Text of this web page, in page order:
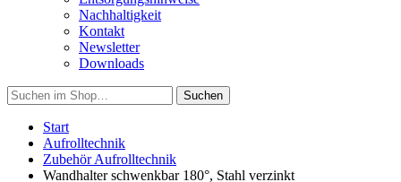
Nachhaltigkeit
Kontakt
Newsletter
Downloads
Suchen
Start
Aufrolltechnik
Zubehör Aufrolltechnik
Wandhalter schwenkbar 180°, Stahl verzinkt